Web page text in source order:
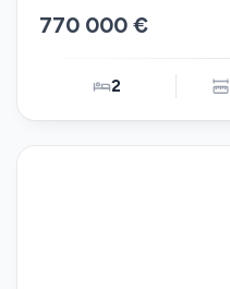
770 000 €
2